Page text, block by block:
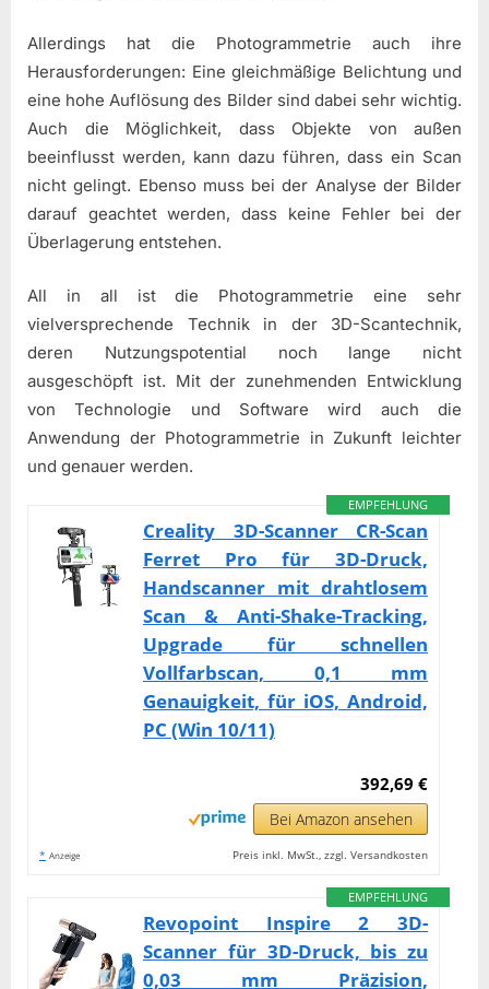
Allerdings hat die Photogrammetrie auch ihre
Herausforderungen: Eine gleichmäßige Belichtung und
eine hohe Auflösung des Bilder sind dabei sehr wichtig.
Auch die Möglichkeit, dass Objekte von außen
beeinflusst werden, kann dazu führen, dass ein Scan
nicht gelingt. Ebenso muss bei der Analyse der Bilder
darauf geachtet werden, dass keine Fehler bei der
Überlagerung entstehen.
All in all ist die Photogrammetrie eine sehr
vielversprechende Technik in der 3D-Scantechnik,
deren Nutzungspotential noch lange nicht
ausgeschöpft ist. Mit der zunehmenden Entwicklung
von Technologie und Software wird auch die
Anwendung der Photogrammetrie in Zukunft leichter
und genauer werden.
EMPFEHLUNG
Creality 3D-Scanner CR-Scan
Ferret Pro für 3D-Druck,
Handscanner mit drahtlosem
Scan & Anti-Shake-Tracking,
Upgrade für schnellen
Vollfarbscan, 0,1 mm
Genauigkeit, für iOS, Android,
PC (Win 10/11)
392,69 €
Bei Amazon ansehen
* Anzeige Preis inkl. MwSt., zzgl. Versandkosten
EMPFEHLUNG
Revopoint Inspire 2 3D-
Scanner für 3D-Druck, bis zu
0,03 mm Präzision,